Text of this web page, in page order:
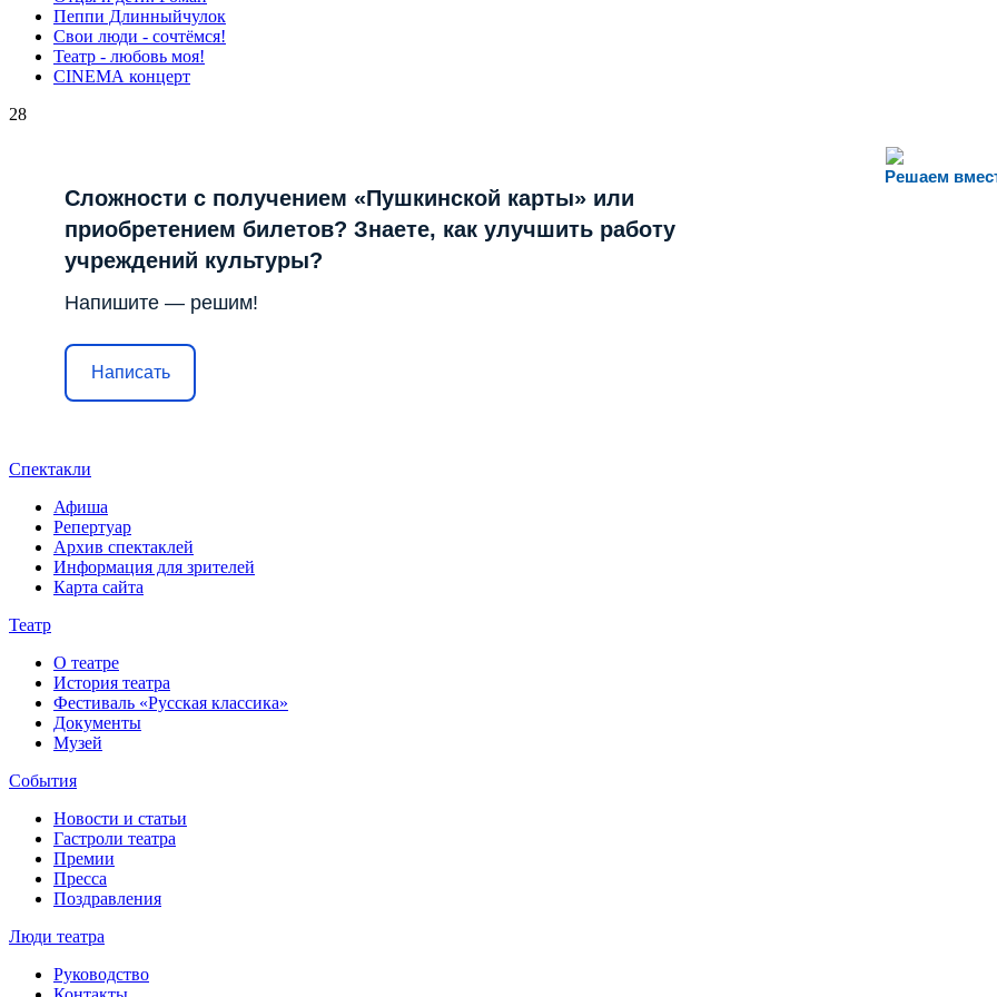
Пеппи Длинныйчулок
Свои люди - сочтёмся!
Театр - любовь моя!
СINЕМА концерт
28
Решаем
Сложности с получением «Пушкинской карты» или
приобретением билетов? Знаете, как улучшить работу
учреждений культуры?
Напишите — решим!
Написать
Спектакли
Афиша
Репертуар
Архив спектаклей
Информация для зрителей
Карта сайта
Театр
О театре
История театра
Фестиваль «Русская классика»
Документы
Музей
События
Новости и статьи
Гастроли театра
Премии
Пресса
Поздравления
Люди театра
Руководство